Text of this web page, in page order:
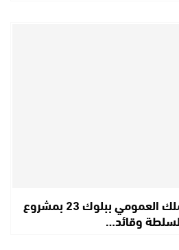
الدار البيضاء: احتلال الملك العمومي ببلوك 23 بمشروع
وقائد…